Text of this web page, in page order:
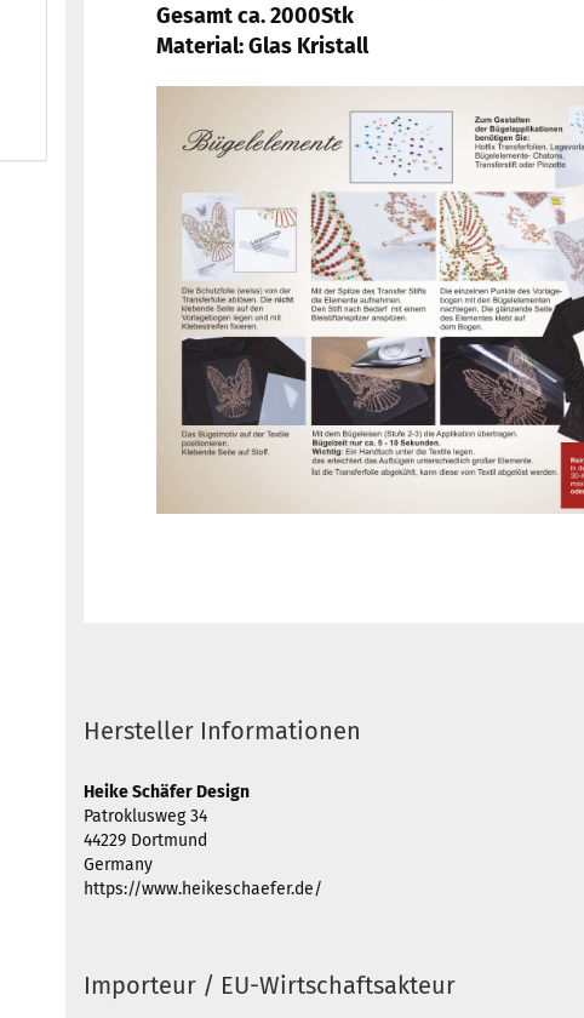
Gesamt ca. 2000Stk
Material: Glas Kristall
Hersteller Informationen
Heike Schäfer Design
Patroklusweg 34
44229 Dortmund
Germany
https://www.heikeschaefer.de/
Importeur / EU-Wirtschaftsakteur